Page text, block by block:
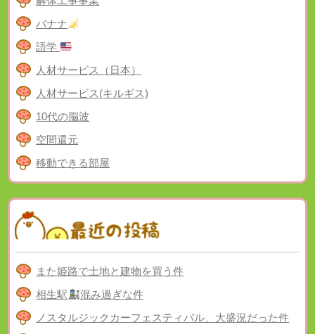
バナナ
語学
人材サービス（日本）
人材サービス(キルギス)
10代の脳波
空間還元
移動できる部屋
また姫路で土地と建物を買う件
相生駅
混み過ぎな件
ノスタルジックカーフェスティバル、大盛況だった件